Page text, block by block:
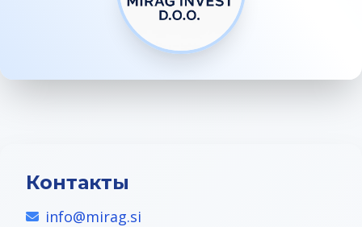
Контакты
info@mirag.si